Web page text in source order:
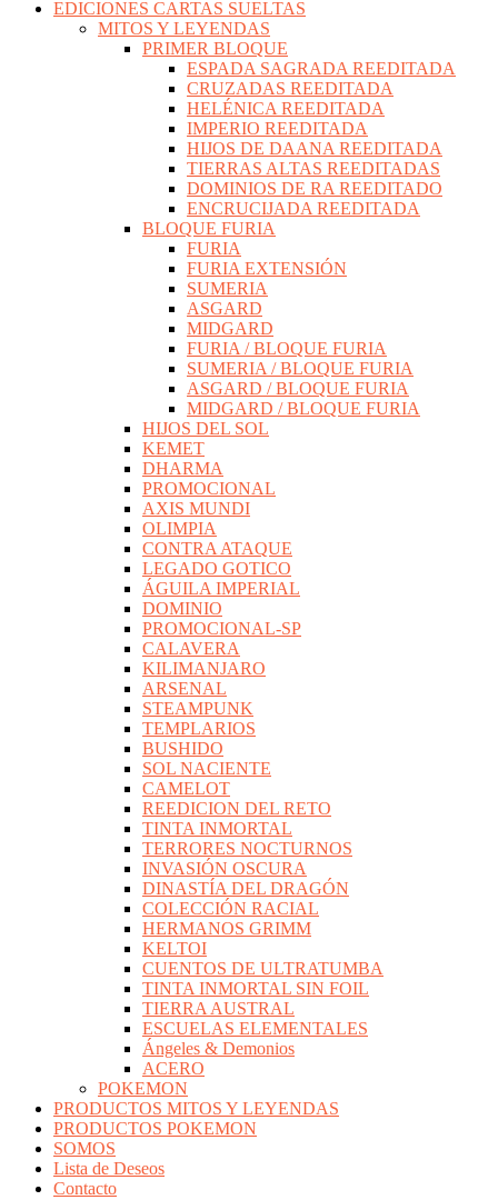
EDICIONES CARTAS SUELTAS
MITOS Y LEYENDAS
PRIMER BLOQUE
ESPADA SAGRADA REEDITADA
CRUZADAS REEDITADA
HELÉNICA REEDITADA
IMPERIO REEDITADA
HIJOS DE DAANA REEDITADA
TIERRAS ALTAS REEDITADAS
DOMINIOS DE RA REEDITADO
ENCRUCIJADA REEDITADA
BLOQUE FURIA
FURIA
FURIA EXTENSIÓN
SUMERIA
ASGARD
MIDGARD
FURIA / BLOQUE FURIA
SUMERIA / BLOQUE FURIA
ASGARD / BLOQUE FURIA
MIDGARD / BLOQUE FURIA
HIJOS DEL SOL
KEMET
DHARMA
PROMOCIONAL
AXIS MUNDI
OLIMPIA
CONTRA ATAQUE
LEGADO GOTICO
ÁGUILA IMPERIAL
DOMINIO
PROMOCIONAL-SP
CALAVERA
KILIMANJARO
ARSENAL
STEAMPUNK
TEMPLARIOS
BUSHIDO
SOL NACIENTE
CAMELOT
REEDICION DEL RETO
TINTA INMORTAL
TERRORES NOCTURNOS
INVASIÓN OSCURA
DINASTÍA DEL DRAGÓN
COLECCIÓN RACIAL
HERMANOS GRIMM
KELTOI
CUENTOS DE ULTRATUMBA
TINTA INMORTAL SIN FOIL
TIERRA AUSTRAL
ESCUELAS ELEMENTALES
Ángeles & Demonios
ACERO
POKEMON
PRODUCTOS MITOS Y LEYENDAS
PRODUCTOS POKEMON
SOMOS
Lista de Deseos
Contacto